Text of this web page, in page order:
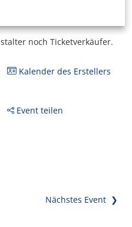
noch Ticketverkäufer.
Kalender des Erstellers
Event teilen
Nächstes Event ❯